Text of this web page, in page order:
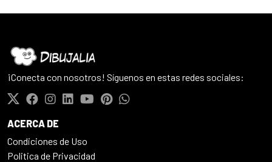
¡Conecta con nosotros! Síguenos en estas redes sociales:
ACERCA DE
Condiciones de Uso
Politica de Privacidad